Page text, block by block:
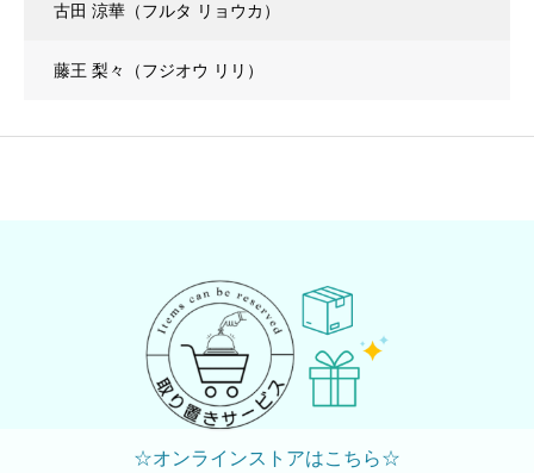
古田 涼華（フルタ リョウカ）
藤王 梨々（フジオウ リリ）
☆オンラインストアはこちら☆